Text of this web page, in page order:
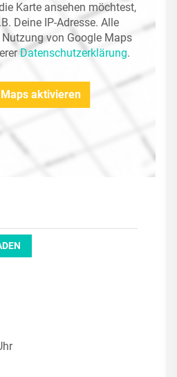
Karte ansehen möchtest,
Deine IP-Adresse. Alle
von Google Maps
Datenschutzerklärung.
aktivieren